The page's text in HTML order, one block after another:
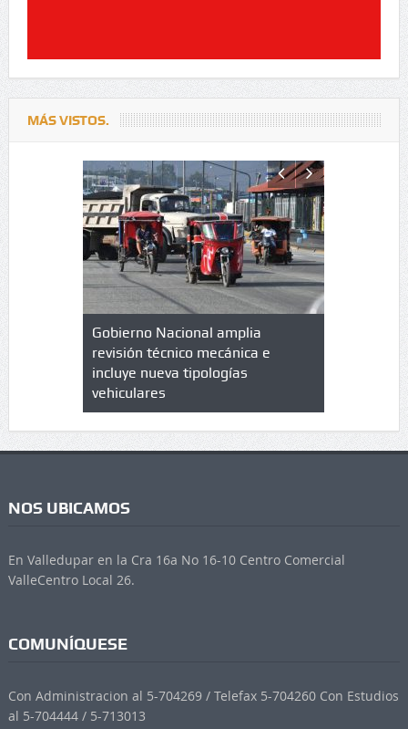
MÁS VISTOS.
de
Gobierno Nacional amplia
revisión técnico mecánica e
incluye nueva tipologías
vehiculares
cuáles
NOS UBICAMOS
En Valledupar en la Cra 16a No 16-10 Centro Comercial
ValleCentro Local 26.
COMUNÍQUESE
Con Administracion al 5-704269 / Telefax 5-704260 Con Estudios
al 5-704444 / 5-713013